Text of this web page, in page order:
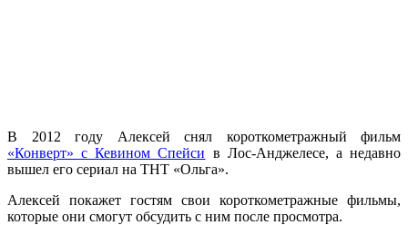
В 2012 году Алексей снял короткометражный фильм
«Конверт» с Кевином Спейси в Лос-Анджелесе, а недавно
вышел его сериал на ТНТ «Ольга».
Алексей покажет гостям свои короткометражные фильмы,
которые они смогут обсудить с ним после просмотра.